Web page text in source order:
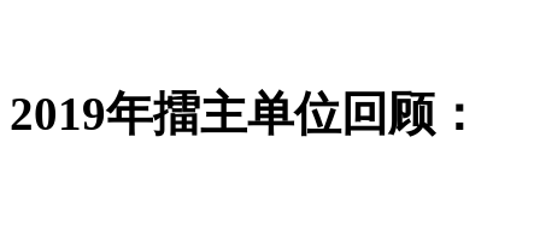
2019年擂主单位回顾：